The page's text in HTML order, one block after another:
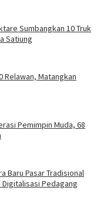
Sumbangkan 10 Truk
Satiung
Relawan, Matangkan
Pemimpin Muda, 68
Baru Pasar Tradisional
Pedagang